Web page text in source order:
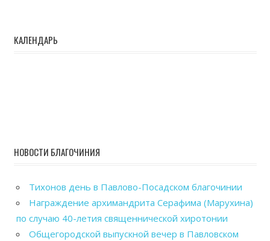
КАЛЕНДАРЬ
НОВОСТИ БЛАГОЧИНИЯ
Тихонов день в Павлово-Посадском благочинии
Награждение архимандрита Серафима (Марухина)
по случаю 40-летия священнической хиротонии
Общегородской выпускной вечер в Павловском